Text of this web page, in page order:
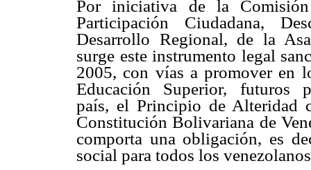
Por iniciativa de la Comisión
Participación Ciudadana,
Desarrollo Regional, de la
surge este instrumento legal
2005, con vías a promover en
Educación Superior, futuros
país, el Principio de Alteridad
Constitución Bolivariana de
comporta una obligación, es
social para todos los